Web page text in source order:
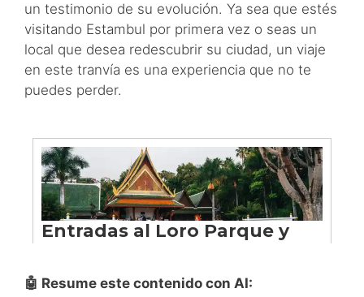
un testimonio de su evolución. Ya sea que estés
visitando Estambul por primera vez o seas un
local que desea redescubrir su ciudad, un viaje
en este tranvía es una experiencia que no te
puedes perder.
🤖 Resume este contenido con AI: